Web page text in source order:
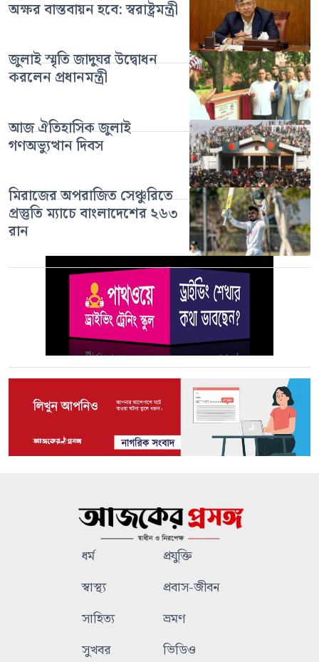
অক্ষর বাস্তবায়ন হবে: স্বরাষ্ট্রমন্ত্রী
জুলাই স্মৃতি জাদুঘর উদ্বোধন
করলেন প্রধানমন্ত্রী
আজ ঐতিহাসিক জুলাই
গণঅভ্যুত্থান দিবস
মিরাজের অপরাজিত সেঞ্চুরিতে
প্রস্তুতি ম্যাচে বাংলাদেশের ২৬৩
রান
ধর্ম
প্রযুক্তি
স্বাস্থ্য
প্রবাস-জীবন
সাহিত্য
ভ্রমণ
সুখবর
ভিডিও